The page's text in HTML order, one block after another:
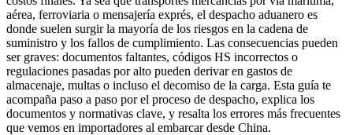
aérea, ferroviaria o mensajería exprés, el despacho aduanero es
donde suelen surgir la mayoría de los riesgos en la cadena de
suministro y los fallos de cumplimiento. Las consecuencias pueden
ser graves: documentos faltantes, códigos HS incorrectos o
regulaciones pasadas por alto pueden derivar en gastos de
almacenaje, multas o incluso el decomiso de la carga. Esta guía te
acompaña paso a paso por el proceso de despacho, explica los
documentos y normativas clave, y resalta los errores más frecuentes
que vemos en importadores al embarcar desde China.